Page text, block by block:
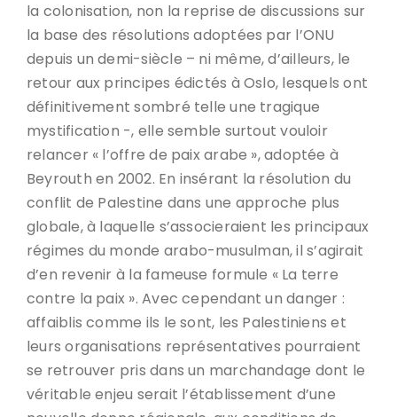
la colonisation, non la reprise de discussions sur
la base des résolutions adoptées par l’ONU
depuis un demi-siècle – ni même, d’ailleurs, le
retour aux principes édictés à Oslo, lesquels ont
définitivement sombré telle une tragique
mystification -, elle semble surtout vouloir
relancer « l’offre de paix arabe », adoptée à
Beyrouth en 2002. En insérant la résolution du
conflit de Palestine dans une approche plus
globale, à laquelle s’associeraient les principaux
régimes du monde arabo-musulman, il s’agirait
d’en revenir à la fameuse formule « La terre
contre la paix ». Avec cependant un danger :
affaiblis comme ils le sont, les Palestiniens et
leurs organisations représentatives pourraient
se retrouver pris dans un marchandage dont le
véritable enjeu serait l’établissement d’une